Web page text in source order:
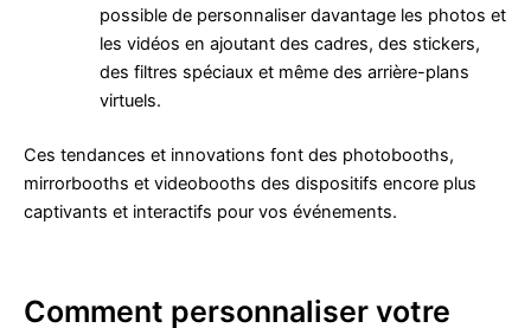
possible de personnaliser davantage les photos et
les vidéos en ajoutant des cadres, des stickers,
des filtres spéciaux et même des arrière-plans
virtuels.
Ces tendances et innovations font des photobooths,
mirrorbooths et videobooths des dispositifs encore plus
captivants et interactifs pour vos événements.
Comment personnaliser votre